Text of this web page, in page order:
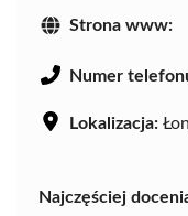
Strona www:
Numer
Lokalizacja:
Najczęściej